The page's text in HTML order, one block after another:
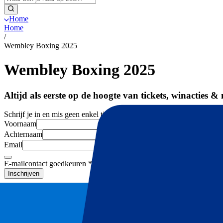
Home
Home
/
Wembley Boxing 2025
Wembley Boxing 2025
Altijd als eerste op de hoogte van tickets, winacties &
Schrijf je in en mis geen enkel ticket voor jouw favoriete events meer.
Voornaam
Achternaam
Email
E-mailcontact goedkeuren *
Inschrijven
Je informatie wordt in overeenstemming met ons